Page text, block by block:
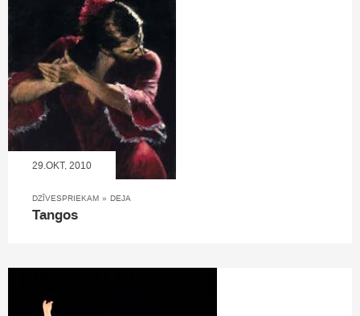
29.OKT, 2010
DZĪVESPRIEKAM » DEJA
Tangos